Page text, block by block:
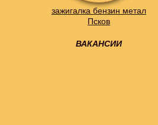
зажигалка бензин метал
Псков
ВАКАНСИИ